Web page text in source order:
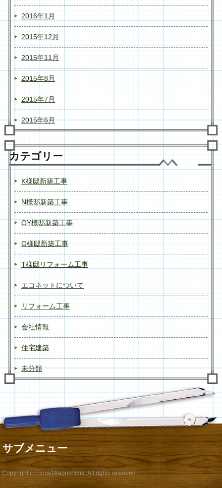
2016年1月
2015年12月
2015年11月
2015年8月
2015年7月
2015年6月
カテゴリー
K様邸新築工事
N様邸新築工事
OY様邸新築工事
O様邸新築工事
T様邸リフォーム工事
エコネットについて
リフォーム工事
会社情報
住宅建築
未分類
サブメニュー
Copyright c Econet-kagoshima, All rights reserved.